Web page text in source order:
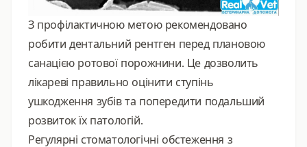
З профілактичною метою рекомендовано
робити дентальний рентген перед плановою
санацією ротової порожнини. Це дозволить
лікареві правильно оцінити ступінь
ушкодження зубів та попередити подальший
розвиток їх патологій.
Регулярні стоматологічні обстеження з